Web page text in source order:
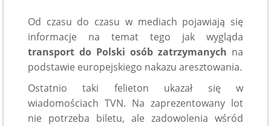
Od czasu do czasu w mediach pojawiają się
informacje na temat tego jak wygląda
transport do Polski osób zatrzymanych na
podstawie europejskiego nakazu aresztowania.
Ostatnio taki felieton ukazał się w
wiadomościach TVN. Na zaprezentowany lot
nie potrzeba biletu, ale zadowolenia wśród